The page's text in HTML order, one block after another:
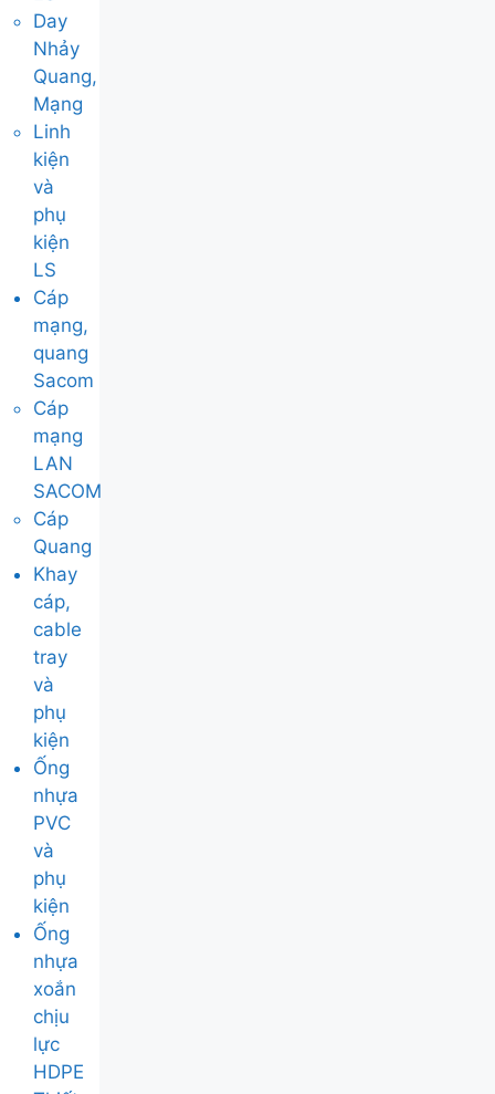
Day
Nhảy
Quang,
Mạng
Linh
kiện
và
phụ
kiện
LS
Cáp
mạng,
quang
Sacom
Cáp
mạng
LAN
SACOM
Cáp
Quang
Khay
cáp,
cable
tray
và
phụ
kiện
Ống
nhựa
PVC
và
phụ
kiện
Ống
nhựa
xoắn
chịu
lực
HDPE